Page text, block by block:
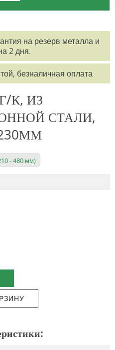
на резерв металла и
2 дня.
безналичная оплата
К, ИЗ
СТАЛИ,
- 480 мм)